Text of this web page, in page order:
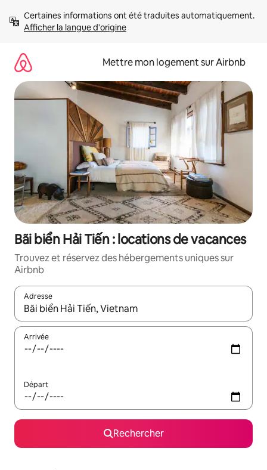
directement
Afficher la langue d'origine
Mettre mon logement sur Airbnb
Bãi biển Hải Tiến : locations de vacances
Trouvez et réservez des hébergements uniques sur
Airbnb
Adresse
Lorsque les résultats s'affichent, utilisez les flèches vers le
Arrivée
Départ
Rechercher